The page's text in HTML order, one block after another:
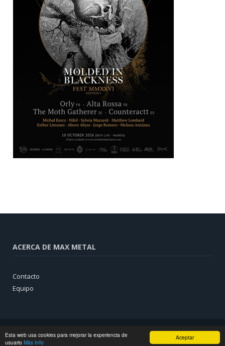
Aceptar
Esta web usa cookies para mejorar la experiencia de
usuario Más Info
ACERCA DE MAX METAL
Contacto
Equipo